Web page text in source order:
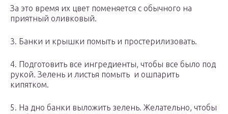
За это время их цвет поменяется с обычного на
приятный оливковый.
3. Банки и крышки помыть и простерилизовать.
4. Подготовить все ингредиенты, чтобы все было под
рукой. Зелень и листья помыть и ошпарить
кипятком.
5. На дно банки выложить зелень. Желательно, чтобы